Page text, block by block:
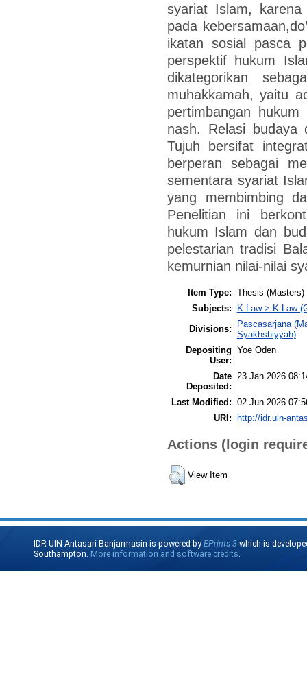
syariat Islam, karena
pada
ikatan sosial pasca
perspektif hukum
dikategorikan
muhakkamah, yaitu
pertimbangan
nash. Relasi budaya
Tujuh bersifat
berperan sebagai
sementara syariat
yang membimbing
Penelitian ini
hukum Islam dan
pelestarian tradisi
kemurnian nilai-nilai
Item Type: Thesis (Masters)
Subjects:
K Law > K Law
Divisions:
Pascasarjana
Syakhshiyyah)
Depositing
User:
Yoe Oden
Date
Deposited:
23 Jan 2026
Last Modified: 02 Jun 2026
URI: http://idr.uin-
Actions (login
View Item
IDR UIN Antasari Banjarmasin is powered byEPrints 3 which is
Southampton. More information and software credits.